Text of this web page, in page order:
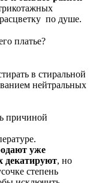
по душе.
в стиральной
нейтральных
причиной
уже
декатируют, но
степень